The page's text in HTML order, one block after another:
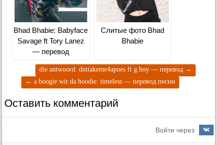
Bhad Bhabie: Babyface
Savage ft Tory Lanez
— перевод
Слитые фото Bhad
Bhabie
die antwoord: dnttakeme4apoes ft g.boy — перевод →
← a boogie wit da hoodie: timeless — перевод песни
Оставить комментарий
Войти через